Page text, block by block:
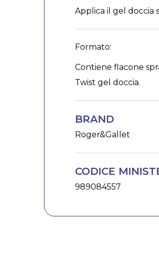
Applica il gel doccia
Formato:
Contiene flacone
Twist gel doccia.
BRAND
Roger&Gallet
CODICE
989084557